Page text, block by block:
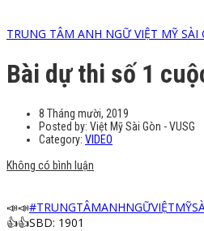
TRUNG TÂM ANH NGỮ VIỆT MỸ SÀI
Bài dự thi số 1
8 Tháng mười, 2019
Posted by: Việt Mỹ Sài Gòn - VUSG
Category: VIDEO
Không có bình luận
📣📣#
👍👍SBD: 1901